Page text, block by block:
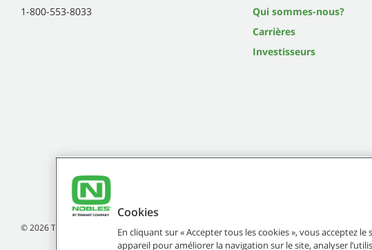
1-800-553-8033
Qui sommes-nous?
Carrières
Investisseurs
©2026Tennant Company. Tous droits réservés.
Cookies
En cliquant sur « Accepter tous les cookies », vous acceptez
appareil pour améliorer la navigation sur le site, analyser